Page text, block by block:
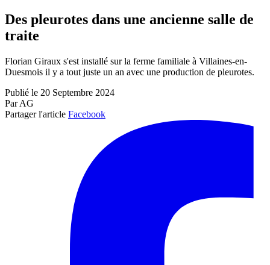
Des pleurotes dans une ancienne salle de
traite
Florian Giraux s'est installé sur la ferme familiale à Villaines-en-
Duesmois il y a tout juste un an avec une production de pleurotes.
Publié le 20 Septembre 2024
Par AG
Partager l'article Facebook